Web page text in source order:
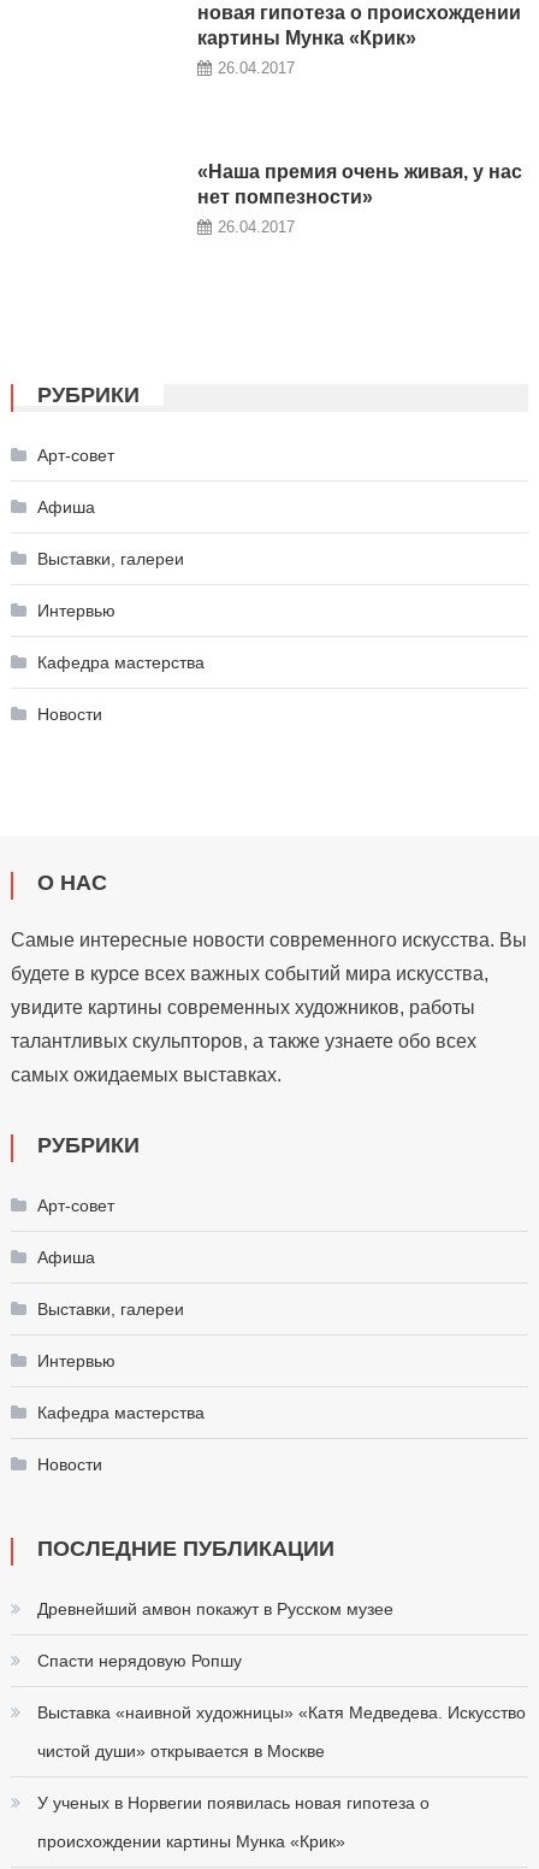
новая гипотеза о происхождении
картины Мунка «Крик»
26.04.2017
«Наша премия очень живая, у нас
нет помпезности»
26.04.2017
РУБРИКИ
Арт-совет
Афиша
Выставки, галереи
Интервью
Кафедра мастерства
Новости
О НАС
Самые интересные новости современного искусства. Вы
будете в курсе всех важных событий мира искусства,
увидите картины современных художников, работы
талантливых скульпторов, а также узнаете обо всех
самых ожидаемых выставках.
РУБРИКИ
Арт-совет
Афиша
Выставки, галереи
Интервью
Кафедра мастерства
Новости
ПОСЛЕДНИЕ ПУБЛИКАЦИИ
Древнейший амвон покажут в Русском музее
Спасти нерядовую Ропшу
Выставка «наивной художницы» «Катя Медведева. Искусство
чистой души» открывается в Москве
У ученых в Норвегии появилась новая гипотеза о
происхождении картины Мунка «Крик»